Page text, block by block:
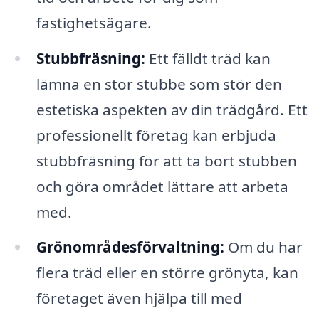
fastighetsägare.
Stubbfräsning: Ett fälldt träd kan
lämna en stor stubbe som stör den
estetiska aspekten av din trädgård. Ett
professionellt företag kan erbjuda
stubbfräsning för att ta bort stubben
och göra området lättare att arbeta
med.
Grönområdesförvaltning: Om du har
flera träd eller en större grönyta, kan
företaget även hjälpa till med